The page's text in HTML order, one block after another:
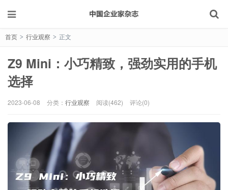
首页 > 行业观察 > 正文
Z9 Mini：小巧精致，强劲实用的手机
选择
2023-06-08 分类： 行业观察 阅读(462) 评论(0)